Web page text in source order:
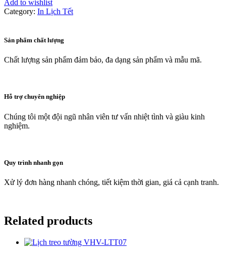
Add to wishlist
Category: In Lịch Tết
Sản phẩm chất lượng
Chất lượng sản phẩm đảm bảo, đa dạng sản phẩm và mẫu mã.
Hỗ trợ chuyên nghiệp
Chúng tôi một đội ngũ nhân viên tư vấn nhiệt tình và giàu kinh
nghiệm.
Quy trình nhanh gọn
Xử lý đơn hàng nhanh chóng, tiết kiệm thời gian, giá cả cạnh tranh.
Related products